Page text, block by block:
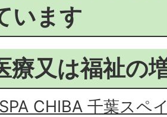
います
療又は福祉の
CHIBA 千葉スペ